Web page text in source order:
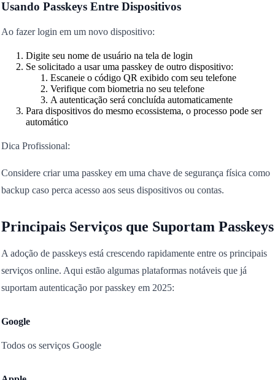
Usando Passkeys Entre Dispositivos
Ao fazer login em um novo dispositivo:
Digite seu nome de usuário na tela de login
Se solicitado a usar uma passkey de outro dispositivo:
Escaneie o código QR exibido com seu telefone
Verifique com biometria no seu telefone
A autenticação será concluída automaticamente
Para dispositivos do mesmo ecossistema, o processo pode ser
automático
Dica Profissional:
Considere criar uma passkey em uma chave de segurança física como
backup caso perca acesso aos seus dispositivos ou contas.
Principais Serviços que Suportam Passkeys
A adoção de passkeys está crescendo rapidamente entre os principais
serviços online. Aqui estão algumas plataformas notáveis que já
suportam autenticação por passkey em 2025:
Google
Todos os serviços Google